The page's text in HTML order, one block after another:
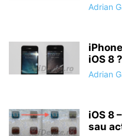
Adrian
iOS 8
Adrian
iOS 8
sau